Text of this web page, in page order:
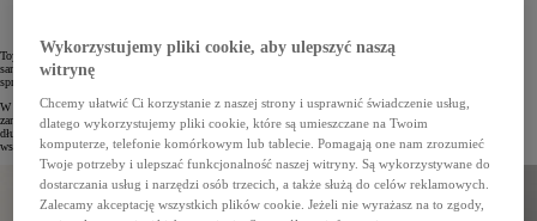
Toyota Corolla od lat odgrywa kluczową rolę w europejskiej ofercie marki, wyznaczając standardy dla
samochodów tworzonych na tutejszy rynek. To również globalny bestseller – na przestrzeni 12 generacji
sprzedano już ponad 50 milionów egzemplarzy, czyniąc ten model najchętniej wybieranym autem świata.
W Polsce ten kompakt nieprzerwanie zajmuje pierwsze miejsce sprzedaży od 2021 roku, zdobywając uznanie
zarówno kierowców prywatnych, jak i flotowych. Corolla znana jest z wysokiej jakości wykonania,
długowieczności i niezawodności, a także z dynamicznych, oszczędnych napędów hybrydowych oraz
wszechstronności, która sprawdza się w codziennym użytkowaniu.
Wykorzystujemy pliki cookie, aby ulepszyć naszą
witrynę
Chcemy ułatwić Ci korzystanie z naszej strony i usprawnić świadczenie usług,
dlatego wykorzystujemy pliki cookie, które są umieszczane na Twoim
komputerze, telefonie komórkowym lub tablecie. Pomagają one nam zrozumieć
Twoje potrzeby i ulepszać funkcjonalność naszej witryny. Są wykorzystywane do
dostarczania usług i narzędzi osób trzecich, a także służą do celów reklamowych.
Zalecamy akceptację wszystkich plików cookie. Jeżeli nie wyrażasz na to zgody,